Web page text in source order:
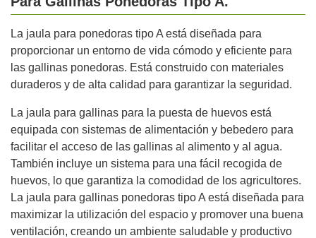
La jaula para ponedoras tipo A está diseñada para
proporcionar un entorno de vida cómodo y eficiente para
las gallinas ponedoras. Está construido con materiales
duraderos y de alta calidad para garantizar la seguridad.
La jaula para gallinas para la puesta de huevos está
equipada con sistemas de alimentación y bebedero para
facilitar el acceso de las gallinas al alimento y al agua.
También incluye un sistema para una fácil recogida de
huevos, lo que garantiza la comodidad de los agricultores.
La jaula para gallinas ponedoras tipo A está diseñada para
maximizar la utilización del espacio y promover una buena
ventilación, creando un ambiente saludable y productivo